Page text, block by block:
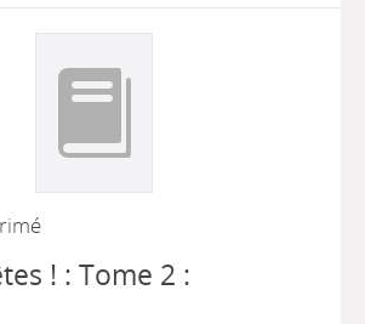
! : Tome 2 :